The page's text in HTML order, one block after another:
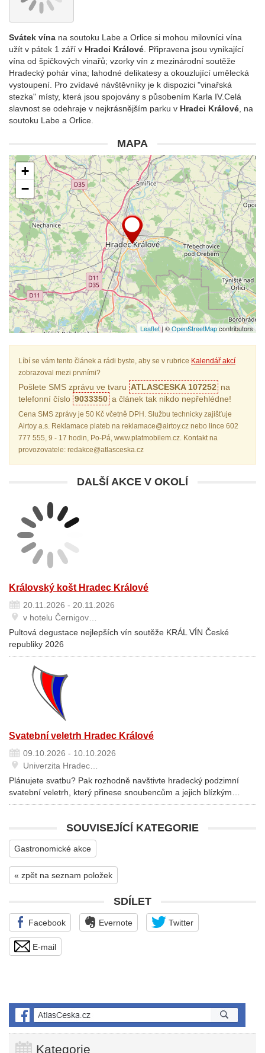
Svátek vína na soutoku Labe a Orlice si mohou milovníci vína
užít v pátek 1 září v Hradci Králové . Připravena jsou vynikající
vína od špičkových vinařů; vzorky vín z mezinárodní soutěže
Hradecký pohár vína; lahodné delikatesy a okouzlující umělecká
vystoupení. Pro zvídavé návštěvníky je k dispozici "vinařská
stezka" místy, která jsou spojovány s působením Karla IV.Celá
slavnost se odehraje v nejkrásnějším parku v Hradci Králové , na
soutoku Labe a Orlice.
MAPA
+
−
Leaflet| ©OpenStreetMapcontributors
Líbí se vám tento článek a rádi byste, aby se v rubrice Kalendář akcí
zobrazoval mezi prvními?
Pošlete SMS zprávu ve tvaru ATLASCESKA 107252 na
telefonní číslo 9033350 a článek tak nikdo nepřehlédne!
Cena SMS zprávy je 50 Kč včetně DPH. Službu technicky zajišťuje
Airtoy a.s. Reklamace plateb na reklamace@airtoy.cz nebo lince 602
777 555, 9 - 17 hodin, Po-Pá, www.platmobilem.cz. Kontakt na
provozovatele: redakce@atlasceska.cz
DALŠÍ AKCE V OKOLÍ
Královský košt Hradec Králové
20.11.2026 - 20.11.2026
v hotelu Černigov…
Pultová degustace nejlepších vín soutěže KRÁL VÍN České
republiky 2026
Svatební veletrh Hradec Králové
09.10.2026 - 10.10.2026
Univerzita Hradec…
Plánujete svatbu? Pak rozhodně navštivte hradecký podzimní
svatební veletrh, který přinese snoubencům a jejich blízkým…
SOUVISEJÍCÍ KATEGORIE
Gastronomické akce
« zpět na seznam položek
SDÍLET
Facebook Evernote Twitter
E-mail
Kategorie